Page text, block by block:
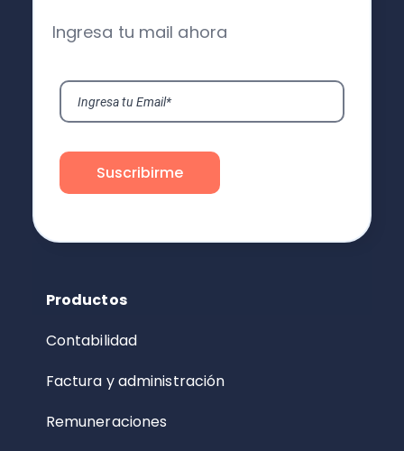
Ingresa tu mail ahora
Productos
Contabilidad
Factura y administración
Remuneraciones